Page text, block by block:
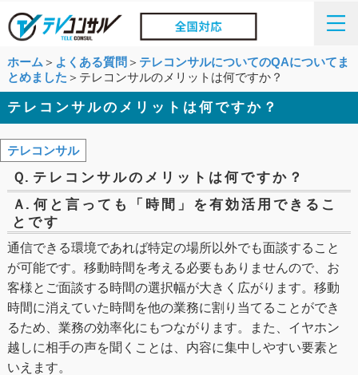
ホーム ＞ よくある質問 ＞ テレコンサルについてのQAについてま
とめました ＞テレコンサルのメリットは何ですか？
テレコンサルのメリットは何ですか？
テレコンサル
Ｑ. テレコンサルのメリットは何ですか？
Ａ. 何と言っても「時間」を有効活用できるこ
とです
通信できる環境であれば特定の場所以外でも面談すること
が可能です。移動時間を考える必要もありませんので、お
客様とご面談する時間の選択幅が大きく広がります。移動
時間に消えていた時間を他の業務に割り当てることができ
るため、業務の効率化にもつながります。また、イヤホン
越しに相手の声を聞くことは、内容に集中しやすい要素と
いえます。